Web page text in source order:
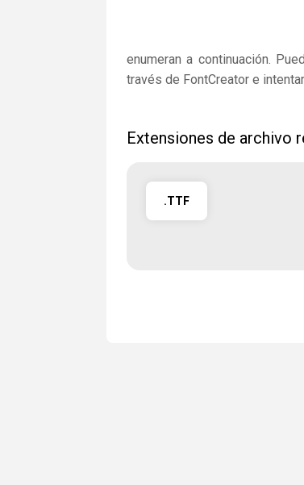
enumeran a continuación.
través de FontCreator e
Extensiones de archivo
.TTF